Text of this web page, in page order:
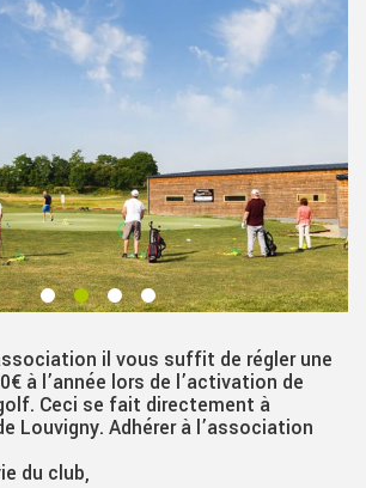
il vous suffit de régler une
à l’année lors de l’activation de
Ceci se fait directement à
Louvigny. Adhérer à l’association
du club,